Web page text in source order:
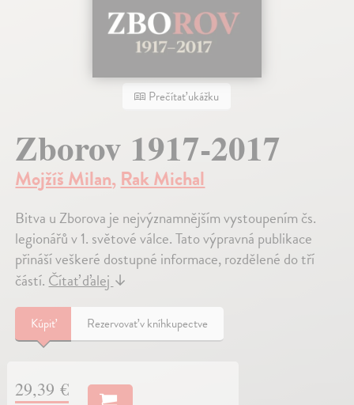
Prečítať ukážku
Zborov 1917-2017
Mojžíš Milan, Rak Michal
Bitva u Zborova je nejvýznamnějším vystoupením čs.
legionářů v 1. světové válce. Tato výpravná publikace
přináší veškeré dostupné informace, rozdělené do tří
částí.Čítať ďalej↓
Kúpiť Rezervovať v kníhkupectve
29,39 €